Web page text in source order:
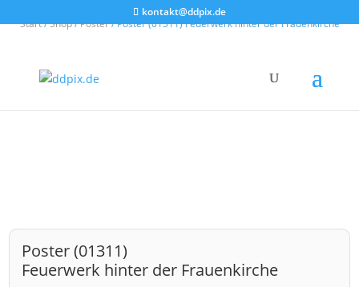
kontakt@ddpix.de
Start/Shop/Poster/ Poster (01311) Feuerwerk hinter der Frauenkirche
Poster (01311)
Feuerwerk hinter der Frauenkirche